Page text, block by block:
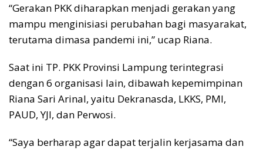
“Gerakan PKK diharapkan menjadi gerakan yang
mampu menginisiasi perubahan bagi masyarakat,
terutama dimasa pandemi ini,” ucap Riana.
Saat ini TP. PKK Provinsi Lampung terintegrasi
dengan 6 organisasi lain, dibawah kepemimpinan
Riana Sari Arinal, yaitu Dekranasda, LKKS, PMI,
PAUD, YJI, dan Perwosi.
“Saya berharap agar dapat terjalin kerjasama dan